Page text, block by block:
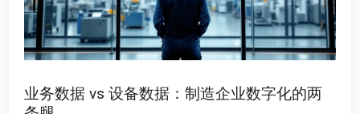
业务数据 vs 设备数据：制造企业数字化的两